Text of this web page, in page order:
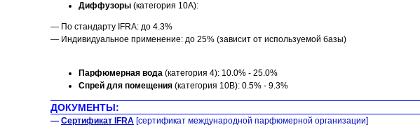
Диффузоры (категория 10A):
— По стандарту IFRA: до 4.3%
— Индивидуальное применение: до 25% (зависит от используемой базы)
Парфюмерная вода (категория 4): 10.0% - 25.0%
Спрей для помещения (категория 10B): 0.5% - 9.3%
ДОКУМЕНТЫ:
— Сертификат IFRA [сертификат международной парфюмерной организации]